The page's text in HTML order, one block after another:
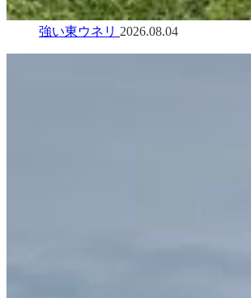
強い東ウネリ 2026.08.04